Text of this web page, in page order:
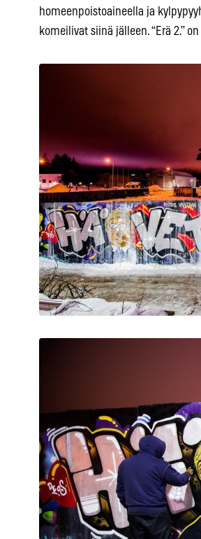
homeenpoistoaineella ja
komeilivat siinä jälleen. “Erä 2.”